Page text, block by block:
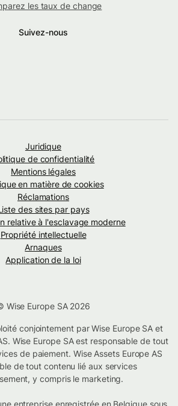
les taux de change
Suivez-nous
Juridique
de confidentialité
Mentions légales
en matière de cookies
Réclamations
des sites par pays
relative à l'esclavage moderne
Propriété intellectuelle
Arnaques
Application de la loi
Wise Europe SA 2026
conjointement par Wise Europe SA et
Wise Europe SA est responsable de tout
de paiement. Wise Assets Europe AS
de tout contenu lié aux services
y compris le marketing.